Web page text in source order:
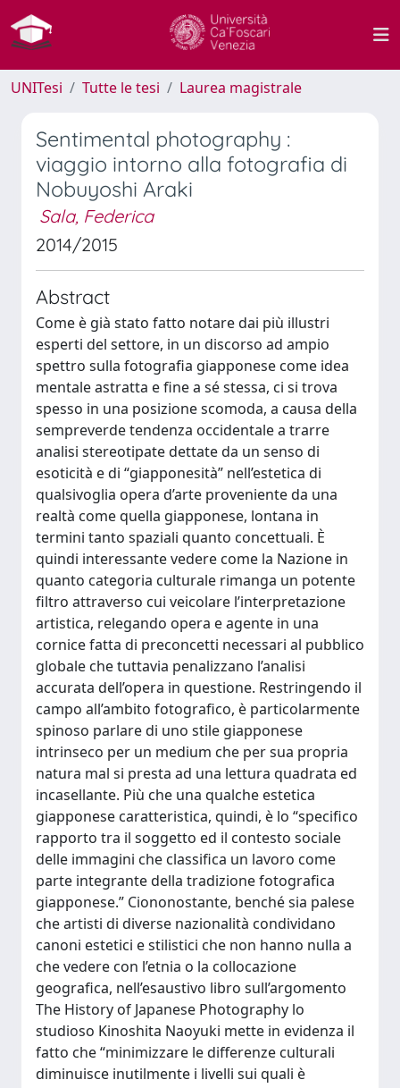
UNITesi Tutte le tesi Laurea magistrale
Sentimental photography :
viaggio intorno alla fotografia di
Nobuyoshi Araki
Sala, Federica
2014/2015
Abstract
Come è già stato fatto notare dai più illustri
esperti del settore, in un discorso ad ampio
spettro sulla fotografia giapponese come idea
mentale astratta e fine a sé stessa, ci si trova
spesso in una posizione scomoda, a causa della
sempreverde tendenza occidentale a trarre
analisi stereotipate dettate da un senso di
esoticità e di “giapponesità” nell’estetica di
qualsivoglia opera d’arte proveniente da una
realtà come quella giapponese, lontana in
termini tanto spaziali quanto concettuali. È
quindi interessante vedere come la Nazione in
quanto categoria culturale rimanga un potente
filtro attraverso cui veicolare l’interpretazione
artistica, relegando opera e agente in una
cornice fatta di preconcetti necessari al pubblico
globale che tuttavia penalizzano l’analisi
accurata dell’opera in questione. Restringendo il
campo all’ambito fotografico, è particolarmente
spinoso parlare di uno stile giapponese
intrinseco per un medium che per sua propria
natura mal si presta ad una lettura quadrata ed
incasellante. Più che una qualche estetica
giapponese caratteristica, quindi, è lo “specifico
rapporto tra il soggetto ed il contesto sociale
delle immagini che classifica un lavoro come
parte integrante della tradizione fotografica
giapponese.” Ciononostante, benché sia palese
che artisti di diverse nazionalità condividano
canoni estetici e stilistici che non hanno nulla a
che vedere con l’etnia o la collocazione
geografica, nell’esaustivo libro sull’argomento
The History of Japanese Photography lo
studioso Kinoshita Naoyuki mette in evidenza il
fatto che “minimizzare le differenze culturali
diminuisce inutilmente i livelli sui quali è